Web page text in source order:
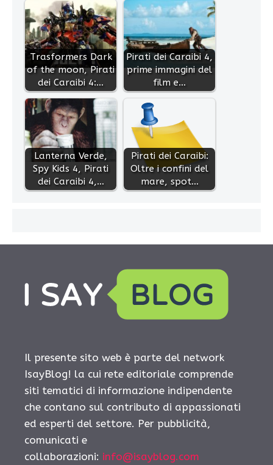
Trasformers Dark
of the moon, Pirati
dei Caraibi 4:…
Pirati dei Caraibi 4,
prime immagini del
film e…
Lanterna Verde,
Spy Kids 4, Pirati
dei Caraibi 4,…
Pirati dei Caraibi:
Oltre i confini del
mare, spot…
Il presente sito web è parte del network
IsayBlog! la cui rete editoriale comprende
siti tematici di informazione indipendente
che contano sul contributo di appassionati
ed esperti del settore. Per pubblicità,
comunicati e
collaborazioni: info@isayblog.com